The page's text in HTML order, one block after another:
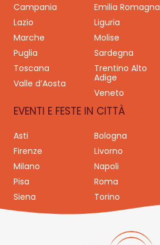
Campania
Emilia Romagna
Lazio
Liguria
Marche
Molise
Puglia
Sardegna
Toscana
Trentino Alto
Adige
Valle d’Aosta
Veneto
EVENTI E FESTE IN CITTÀ
Asti Bologna
Firenze
Livorno
Milano
Napoli
Pisa
Roma
Siena
Torino